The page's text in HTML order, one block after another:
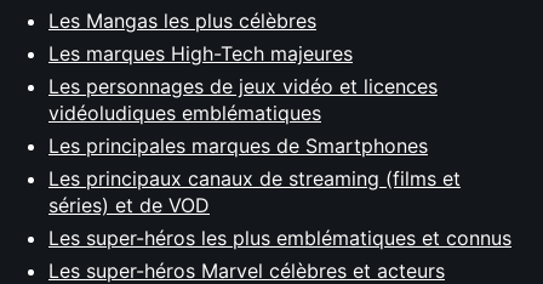
Les Mangas les plus célèbres
Les marques High-Tech majeures
Les personnages de jeux vidéo et licences
vidéoludiques emblématiques
Les principales marques de Smartphones
Les principaux canaux de streaming (films et
séries) et de VOD
Les super-héros les plus emblématiques et connus
Les super-héros Marvel célèbres et acteurs